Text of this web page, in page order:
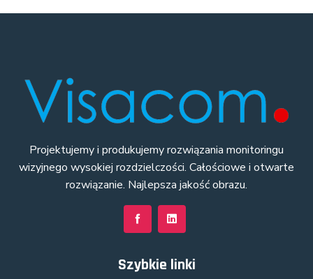
Projektujemy i produkujemy rozwiązania monitoringu
wizyjnego wysokiej rozdzielczości. Całościowe i otwarte
rozwiązanie. Najlepsza jakość obrazu.
Szybkie linki